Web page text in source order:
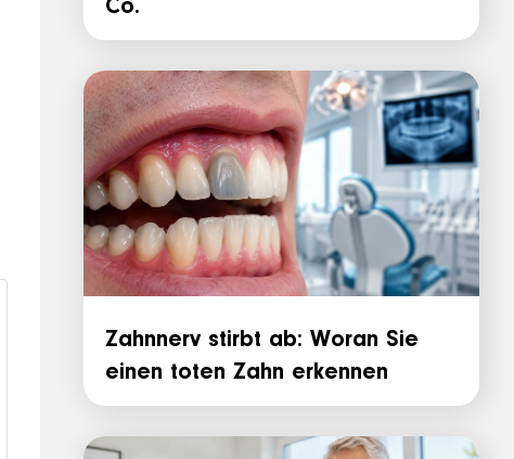
Co.
Zahnnerv stirbt ab: Woran Sie
einen toten Zahn erkennen